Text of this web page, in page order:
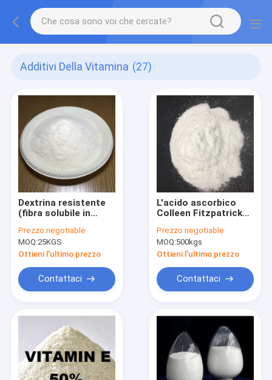
Additivi Della Vitamina (27)
Dextrina resistente
(fibra solubile in
prodotto di sanità
Prezzo:negotiable
MOQ:25KGS
Ottieni l'ultimo prezzo
Contattaci
L'acido ascorbico
Colleen Fitzpatrick
200-066-2
Prezzo:negotiable
MOQ:500kgs
Ottieni l'ultimo prezzo
Contattaci